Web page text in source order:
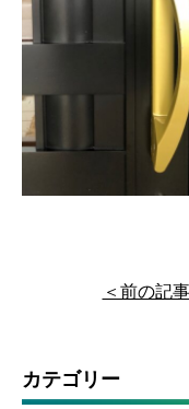
＜前の記
カテゴリー